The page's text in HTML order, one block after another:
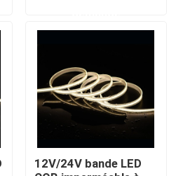
12V/24V bande LED